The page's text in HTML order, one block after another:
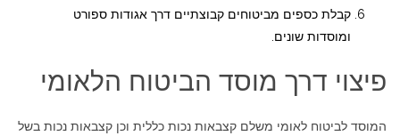
קבלת כספים מביטוחים קבוצתיים דרך אגודות ספורט
ומוסדות שונים.
פיצוי דרך מוסד הביטוח הלאומי
המוסד לביטוח לאומי משלם קצבאות נכות כללית וכן קצבאות נכות בשל